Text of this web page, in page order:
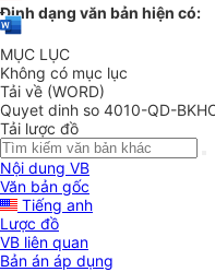
Định dạng văn bản hiện có:
MỤC LỤC
Không có mục lục
Tải về (WORD)
Quyet dinh so 4010-QD-
Tải lược đồ
Nội dung VB
Văn bản gốc
Tiếng anh
Lược đồ
VB liên quan
Bản án áp dụng